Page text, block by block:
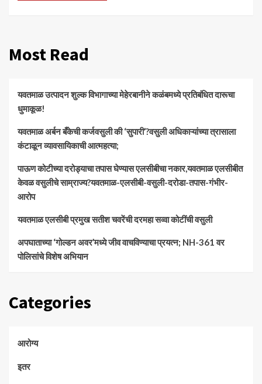
Most Read
यवतमाळ उत्पादन शुल्क विभागाच्या मेहेरबानीने कळंबमध्ये प्रतिबंधित दारूचा
धुमाकूळ!
​यवतमाळ अर्बन बँकेची कर्जवसुली की ‘सुपारी’?वसुली अधिकाऱ्यांच्या त्रासाला
कंटाळून व्यावसायिकाची आत्महत्या;
पाऊण कोटीच्या दरोड्याचा तपास घेण्यास एलसीबीचा नकार,यवतमाळ एलसीबीत
केवळ वसुलीचे साम्राज्य?यवतमाळ-एलसीबी-वसुली-दरोडा-तपास-गंभीर-
आरोप
यवतमाळ एलसीबी प्रमुख सतीश चवरेंची दरमहा सव्वा कोटींची वसुली
अपघाताच्या ‘गोल्डन अवर’मध्ये जीव वाचविण्याचा प्रयत्न; NH-361 वर
पोलिसांचे विशेष अभियान
Categories
आरोग्य
इतर